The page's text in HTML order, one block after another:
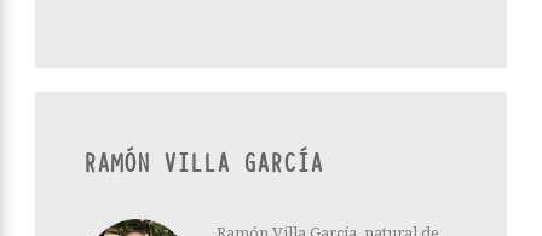
RAMÓN VILLA GARCÍA